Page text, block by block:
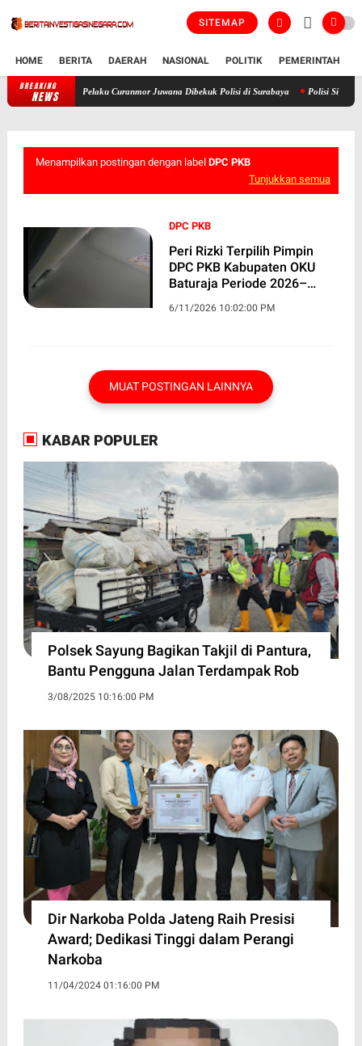
SITEMAP
HOME BERITA DAERAH NASIONAL POLITIK PEMERINTAH
BREAKING
NEWS
Korban, Pelaku Curanmor Juwana Dibekuk Polisi di Surabaya Polisi Sigap Padamkan
Menampilkan postingan dengan label DPC PKB
Tunjukkan semua
DPC PKB
Peri Rizki Terpilih Pimpin
DPC PKB Kabupaten OKU
Baturaja Periode 2026–
Muda
6/11/2026 10:02:00 PM
MUAT POSTINGAN LAINNYA
KABAR POPULER
Polsek Sayung Bagikan Takjil di Pantura,
Bantu Pengguna Jalan Terdampak Rob
3/08/2025 10:16:00 PM
Dir Narkoba Polda Jateng Raih Presisi
Award; Dedikasi Tinggi dalam Perangi
Narkoba
11/04/2024 01:16:00 PM